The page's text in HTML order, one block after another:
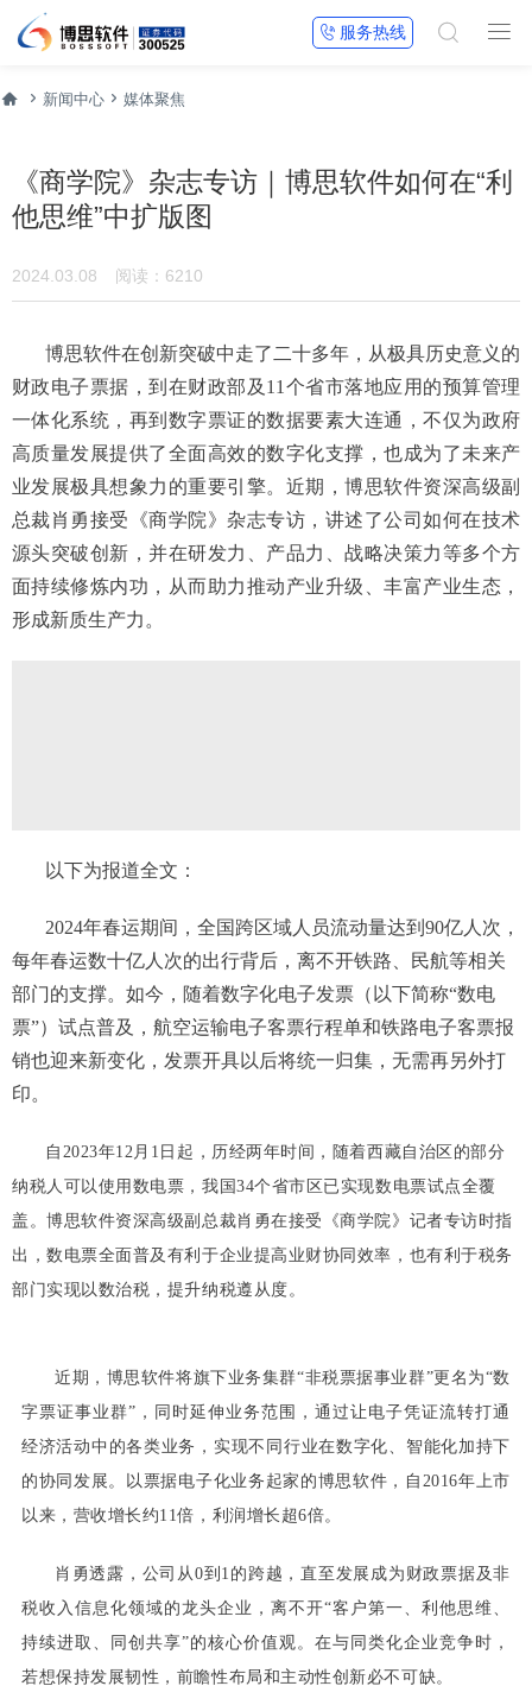

 服务热线 
  新闻中心  媒体聚焦
《商学院》杂志专访｜博思软件如何在“利
他思维”中扩版图
2024.03.08 阅读：6210
博思软件在创新突破中走了二十多年，从极具历史意义的
财政电子票据，到在财政部及11个省市落地应用的预算管理
一体化系统，再到数字票证的数据要素大连通，不仅为政府
高质量发展提供了全面高效的数字化支撑，也成为了未来产
业发展极具想象力的重要引擎。近期，博思软件资深高级副
总裁肖勇接受《商学院》杂志专访，讲述了公司如何在技术
源头突破创新，并在研发力、产品力、战略决策力等多个方
面持续修炼内功，从而助力推动产业升级、丰富产业生态，
形成新质生产力。
以下为报道全文：
2024年春运期间，全国跨区域人员流动量达到90亿人次，
每年春运数十亿人次的出行背后，离不开铁路、民航等相关
部门的支撑。如今，随着数字化电子发票（以下简称“数电
票”）试点普及，航空运输电子客票行程单和铁路电子客票报
销也迎来新变化，发票开具以后将统一归集，无需再另外打
印。
自2023年12月1日起，历经两年时间，随着西藏自治区的部分
纳税人可以使用数电票，我国34个省市区已实现数电票试点全覆
盖。博思软件资深高级副总裁肖勇在接受《商学院》记者专访时指
出，数电票全面普及有利于企业提高业财协同效率，也有利于税务
部门实现以数治税，提升纳税遵从度。
近期，博思软件将旗下业务集群“非税票据事业群”更名为“数
字票证事业群”，同时延伸业务范围，通过让电子凭证流转打通
经济活动中的各类业务，实现不同行业在数字化、智能化加持下
的协同发展。以票据电子化业务起家的博思软件，自2016年上市
以来，营收增长约11倍，利润增长超6倍。
肖勇透露，公司从0到1的跨越，直至发展成为财政票据及非
税收入信息化领域的龙头企业，离不开“客户第一、利他思维、
持续进取、同创共享”的核心价值观。在与同类化企业竞争时，
若想保持发展韧性，前瞻性布局和主动性创新必不可缺。